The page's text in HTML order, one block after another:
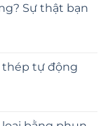
Sự thật bạn
thép tự động